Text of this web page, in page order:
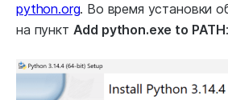
python.org. Во время установки
на пункт Add python.exe to PATH: